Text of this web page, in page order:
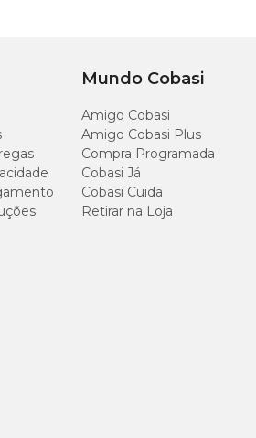
maior controle durante o passeio
Mundo Cobasi
Amigo Cobasi
Amigo Cobasi Plus
Compra Programada
Cobasi Já
Cobasi Cuida
Retirar na Loja